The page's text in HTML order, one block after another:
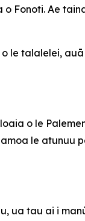
Fonoti. Ae
le talalelei,
o le
le atunuu
ua tau ai i